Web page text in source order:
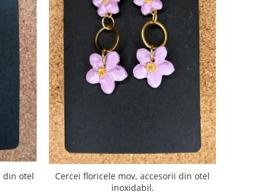
din otel
Cercei floricele mov, accesorii din otel
inoxidabil.